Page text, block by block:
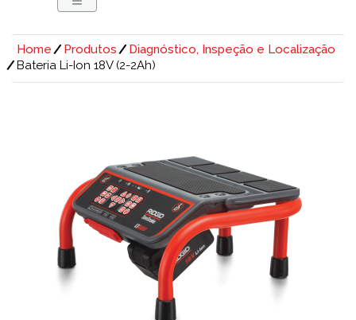
Home Produtos
Diagnóstico, Inspeção e Localização
Bateria Li-Ion 18V (2-2Ah)